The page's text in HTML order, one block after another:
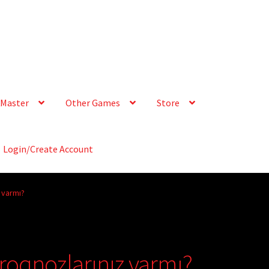
Other Games Store
Login/Create Account